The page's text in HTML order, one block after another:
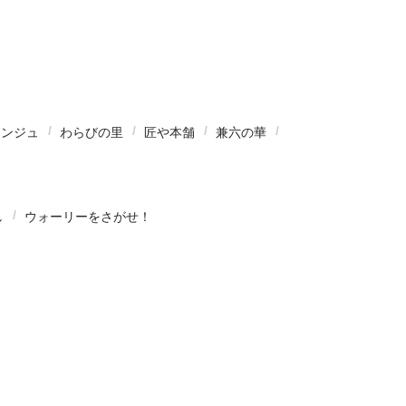
ジュ わらびの里 匠や本舗
兼六の華
ウォーリーをさがせ！